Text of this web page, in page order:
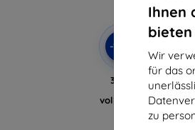
Ihnen
bieten
Wir
für das
zu
-10%
Rabatt
Gutschein
3MK HardGlass
Oppo A16s
vollflächiges
13,90 €